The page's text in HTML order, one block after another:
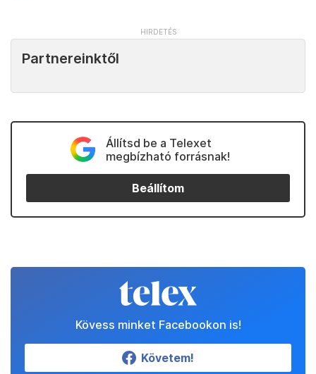
Partnereinktől
Állítsd be a Telexet
megbízható forrásnak!
Beállítom
Kövess minket Facebookon is!
Követem!